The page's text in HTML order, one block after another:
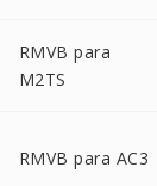
RMVB para
M2TS
RMVB para AC3